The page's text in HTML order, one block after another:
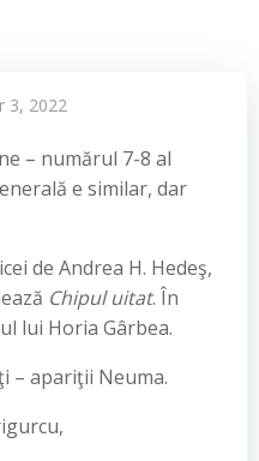
3, 2022
– numărul 7-8 al
e similar, dar
de Andrea H. Hedeş,
Chipul uitat. În
lui Horia Gârbea.
– apariţii Neuma.